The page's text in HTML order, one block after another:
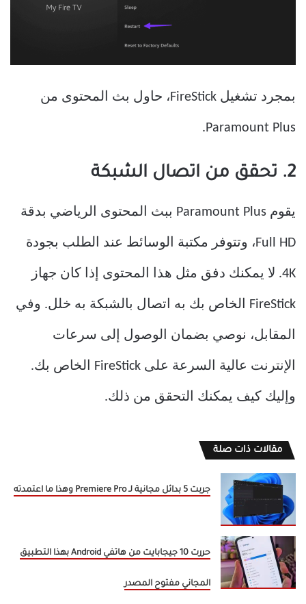
بمجرد تشغيل FireStick، حاول بث المحتوى من
Paramount Plus.
2. تحقق من اتصال الشبكة
يقوم Paramount Plus ببث المحتوى الرياضي بدقة
Full HD، وتتوفر مكتبة الوسائط عند الطلب بجودة
4K. لا يمكنك دفق مثل هذا المحتوى إذا كان جهاز
FireStick الخاص بك به اتصال بالشبكة به خلل. وفي
المقابل، نوصي بضمان الوصول إلى سرعات
الإنترنت عالية السرعة على FireStick الخاص بك.
وإليك كيف يمكنك التحقق من ذلك.
مقالات ذات صلة
جربت 5 بدائل مجانية لـ Premiere Pro وهذا ما اعتمدته
حررت 10 جيجابايت من هاتفي Android بهذا التطبيق
المجاني مفتوح المصدر